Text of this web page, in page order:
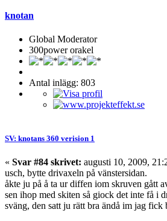
knotan
Global Moderator
300power orakel
Antal inlägg: 803
SV: knotans 360 verision 1
« Svar #84 skrivet: augusti 10, 2009,
usch, bytte drivaxeln på vänstersidan.
åkte ju på å ta ur diffen iom skruven gått
sen ihop med skiten så giock det inte få i
sväng, den satt ju rätt bra ändå im jag fick